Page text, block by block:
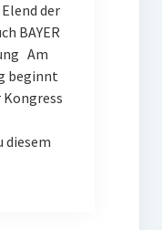
der
BAYER
Am
beginnt
diesem